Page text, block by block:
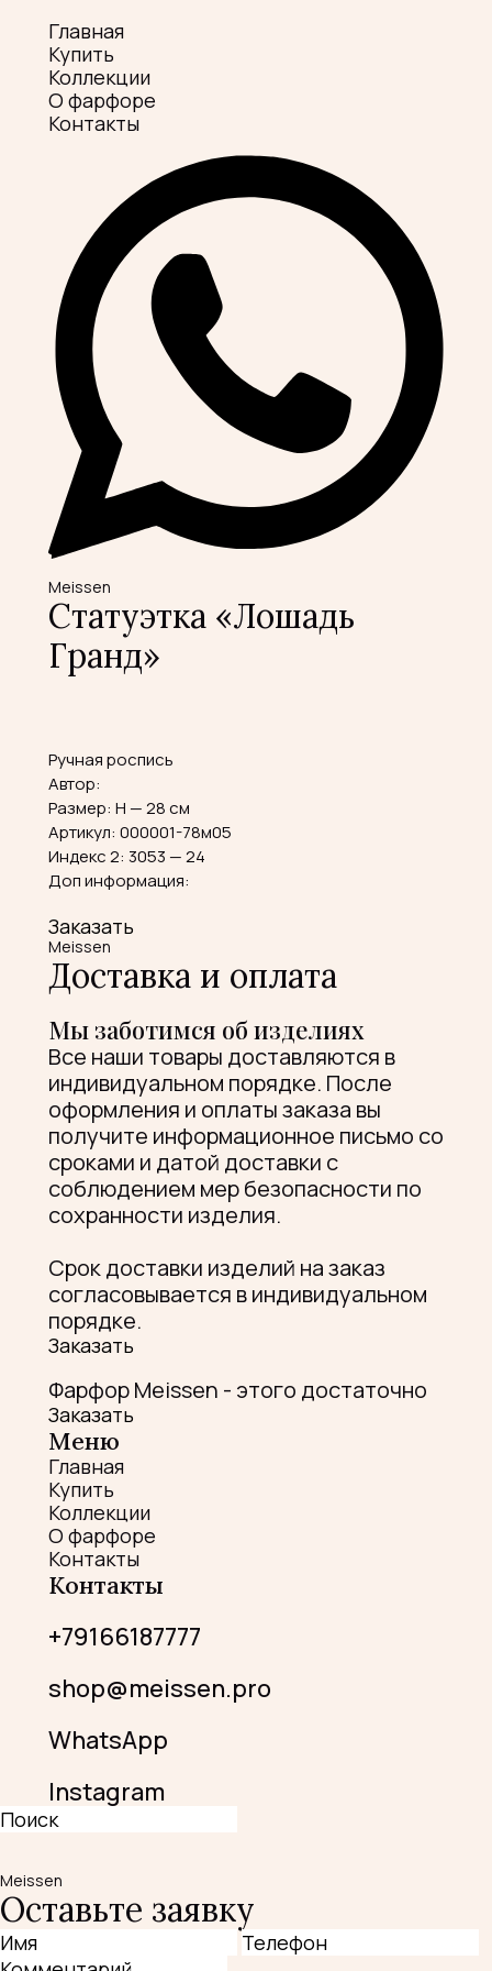
Главная
Купить
Коллекции
О фарфоре
Контакты
Meissen
Статуэтка «Лошадь
Гранд»
Ручная роспись
Автор:
Размер: H — 28 см
Артикул: 000001-78м05
Индекс 2: 3053 — 24
Доп информация:
Заказать
Meissen
Доставка и оплата
Мы заботимся об изделиях
Все наши товары доставляются в
индивидуальном порядке. После
оформления и оплаты заказа вы
получите информационное письмо со
сроками и датой доставки с
соблюдением мер безопасности по
сохранности изделия.
Срок доставки изделий на заказ
согласовывается в индивидуальном
порядке.
Заказать
Фарфор Meissen - этого достаточно
Заказать
Меню
Главная
Купить
Коллекции
О фарфоре
Контакты
Контакты
+79166187777
shop@meissen.pro
WhatsApp
Instagram
Meissen
Оставьте заявку